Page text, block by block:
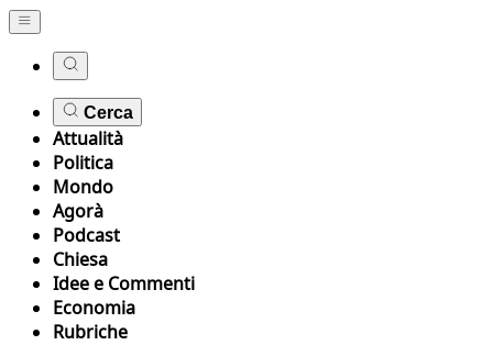
Cerca
Attualità
Politica
Mondo
Agorà
Podcast
Chiesa
Idee e Commenti
Economia
Rubriche